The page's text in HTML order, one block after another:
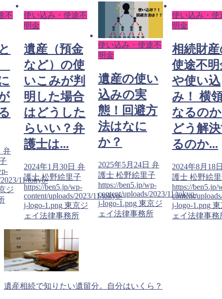
不
弁
11/tokyo-
ジ
使い込み・使途不
明金
遺産（預金
など）の使
いこみが判
明した場合
はどうした
らいい？弁
護士は...
2024年1月30日 弁
護士 松野絵里子
https://ben5.jp/wp-
content/uploads/2023/11/tokyo-
j-logo-1.png 東京ジ
ェイ法律事務所
使い込み・使途不
明金
遺産の使い
込みの実
態！回避方
法はなに
か？
2025年5月24日 弁
護士 松野絵里子
https://ben5.jp/wp-
content/uploads/2023/11/tokyo-
j-logo-1.png 東京ジ
ェイ法律事務所
使い込み・使
明金
相続財
使途不
や使い込
み！ 横
なるの
どう解
るのか...
2024年8月18
護士 松野絵
https://ben5.jp/
content/
j-logo-1.png
ェイ法律事務
遺産相続で知りたい遺留分。自分はいくら？